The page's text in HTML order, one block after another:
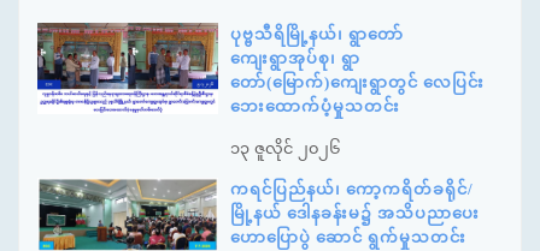
ပုဗ္ဗသီရိမြို့နယ်၊ ရွာတော်
ကျေးရွာအုပ်စု၊ ရွာ
တော်(မြောက်)ကျေးရွာတွင် လေပြင်း
ဘေးထောက်ပံ့မှုသတင်း
၁၃ ဇူလိုင် ၂၀၂၆
ကရင်ပြည်နယ်၊ ကော့ကရိတ်ခရိုင်/
မြို့နယ် ဒေါနခန်းမ၌ အသိပညာပေး
ဟောပြောပွဲ ဆောင် ရွက်မှုသတင်း